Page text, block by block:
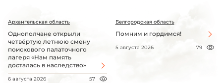
Архангельская область
Однополчане открыли
четвёртую летнюю смену
поискового палаточного
лагеря «Нам память
досталась в наследство»
6 августа 2026 57
Белгородская область
Помним и гордимся!
5 августа 2026 79